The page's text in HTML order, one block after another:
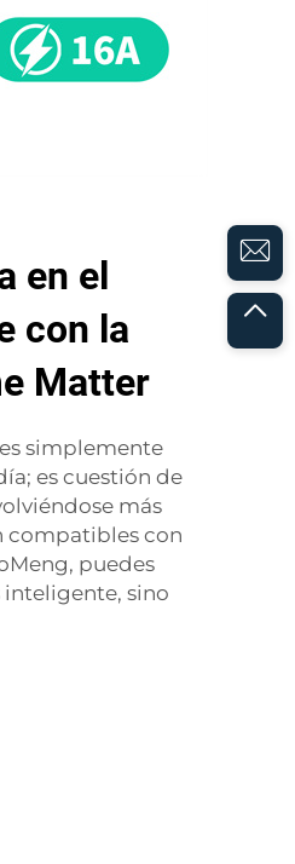
en el
con la
Matter
simplemente
es cuestión de
más
compatibles con
puedes
inteligente, sino